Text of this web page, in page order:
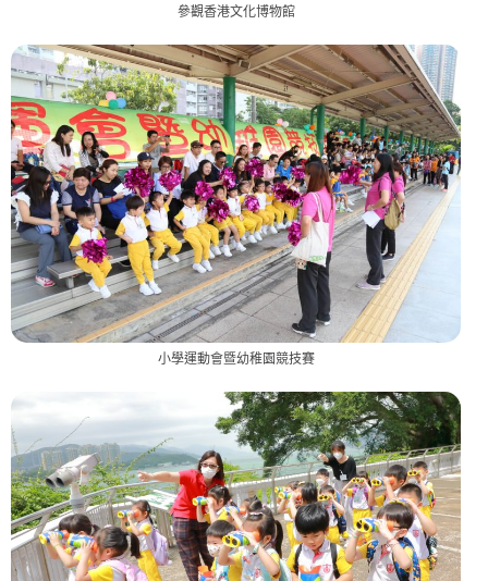
參觀香港文化博物館
小學運動會暨幼稚園競技賽